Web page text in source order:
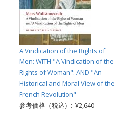
A Vindication of the Rights of
Men: WITH "A Vindication of the
Rights of Woman": AND "An
Historical and Moral View of the
French Revolution"
参考価格（税込）: ¥2,640